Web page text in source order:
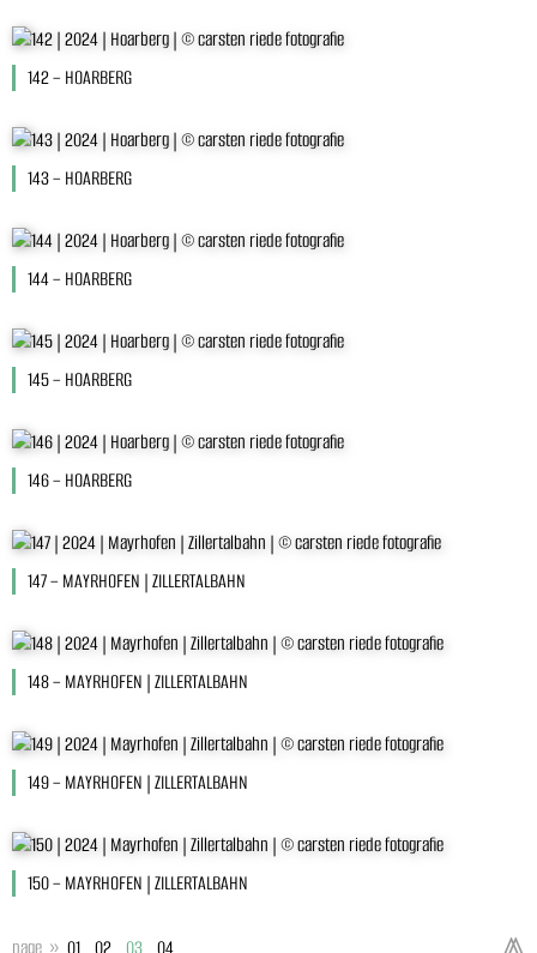
142 – HOARBERG
143 – HOARBERG
144 – HOARBERG
145 – HOARBERG
146 – HOARBERG
147 – MAYRHOFEN | ZILLERTALBAHN
148 – MAYRHOFEN | ZILLERTALBAHN
149 – MAYRHOFEN | ZILLERTALBAHN
150 – MAYRHOFEN | ZILLERTALBAHN
page » 01 02 03 04 ⩕